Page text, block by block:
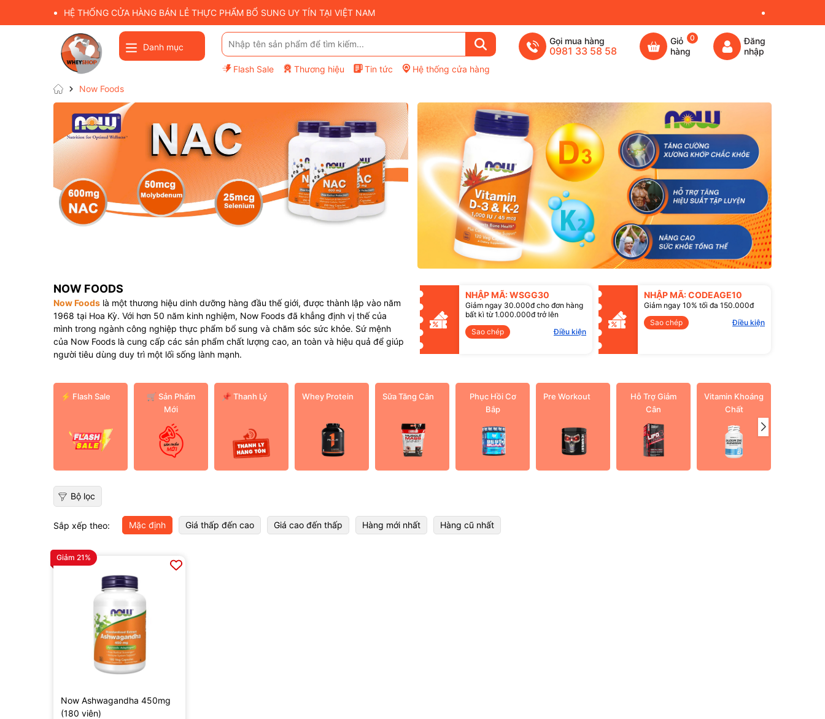
HỆ THỐNG CỬA HÀNG BÁN LẺ THỰC PHẨM BỔ SUNG UY TÍN TẠI VIỆT NAM
Danh mục
Flash Sale Thương hiệu Tin tức Hệ thống cửa hàng
Gọi mua hàng
0981 33 58 58
Giỏ
hàng
0
Đăng
nhập
Now Foods
NOW FOODS
Now Foods là một thương hiệu dinh dưỡng hàng đầu thế giới, được thành lập vào năm
1968 tại Hoa Kỳ. Với hơn 50 năm kinh nghiệm, Now Foods đã khẳng định vị thế của
mình trong ngành công nghiệp thực phẩm bổ sung và chăm sóc sức khỏe. Sứ mệnh
của Now Foods là cung cấp các sản phẩm chất lượng cao, an toàn và hiệu quả để giúp
người tiêu dùng duy trì một lối sống lành mạnh.
NHẬP MÃ: WSGG30
Giảm ngay 30.000đ cho đơn hàng
bất kì từ 1.000.000đ trở lên
Sao chép
Điều kiện
NHẬP MÃ: CODEAGE10
Giảm ngay 10% tối đa 150.000đ
Sao chép
Điều kiện
⚡ Flash Sale
️🛒 Sản Phẩm
Mới
📌 Thanh Lý Whey Protein Sữa Tăng Cân
Phục Hồi Cơ
Bắp
Pre Workout
Hỗ Trợ Giảm
Cân
Vitamin Khoáng
Chất
Bộ lọc
Sắp xếp theo: Mặc định Giá thấp đến cao Giá cao đến thấp Hàng mới nhất Hàng cũ nhất
Giảm 21%
Now Ashwagandha 450mg
(180 viên)